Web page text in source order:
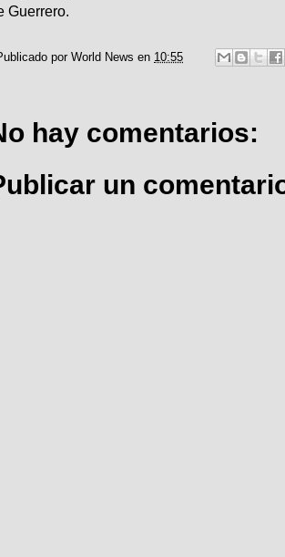
Guerrero.
por World News en 10:55
hay comentarios:
un